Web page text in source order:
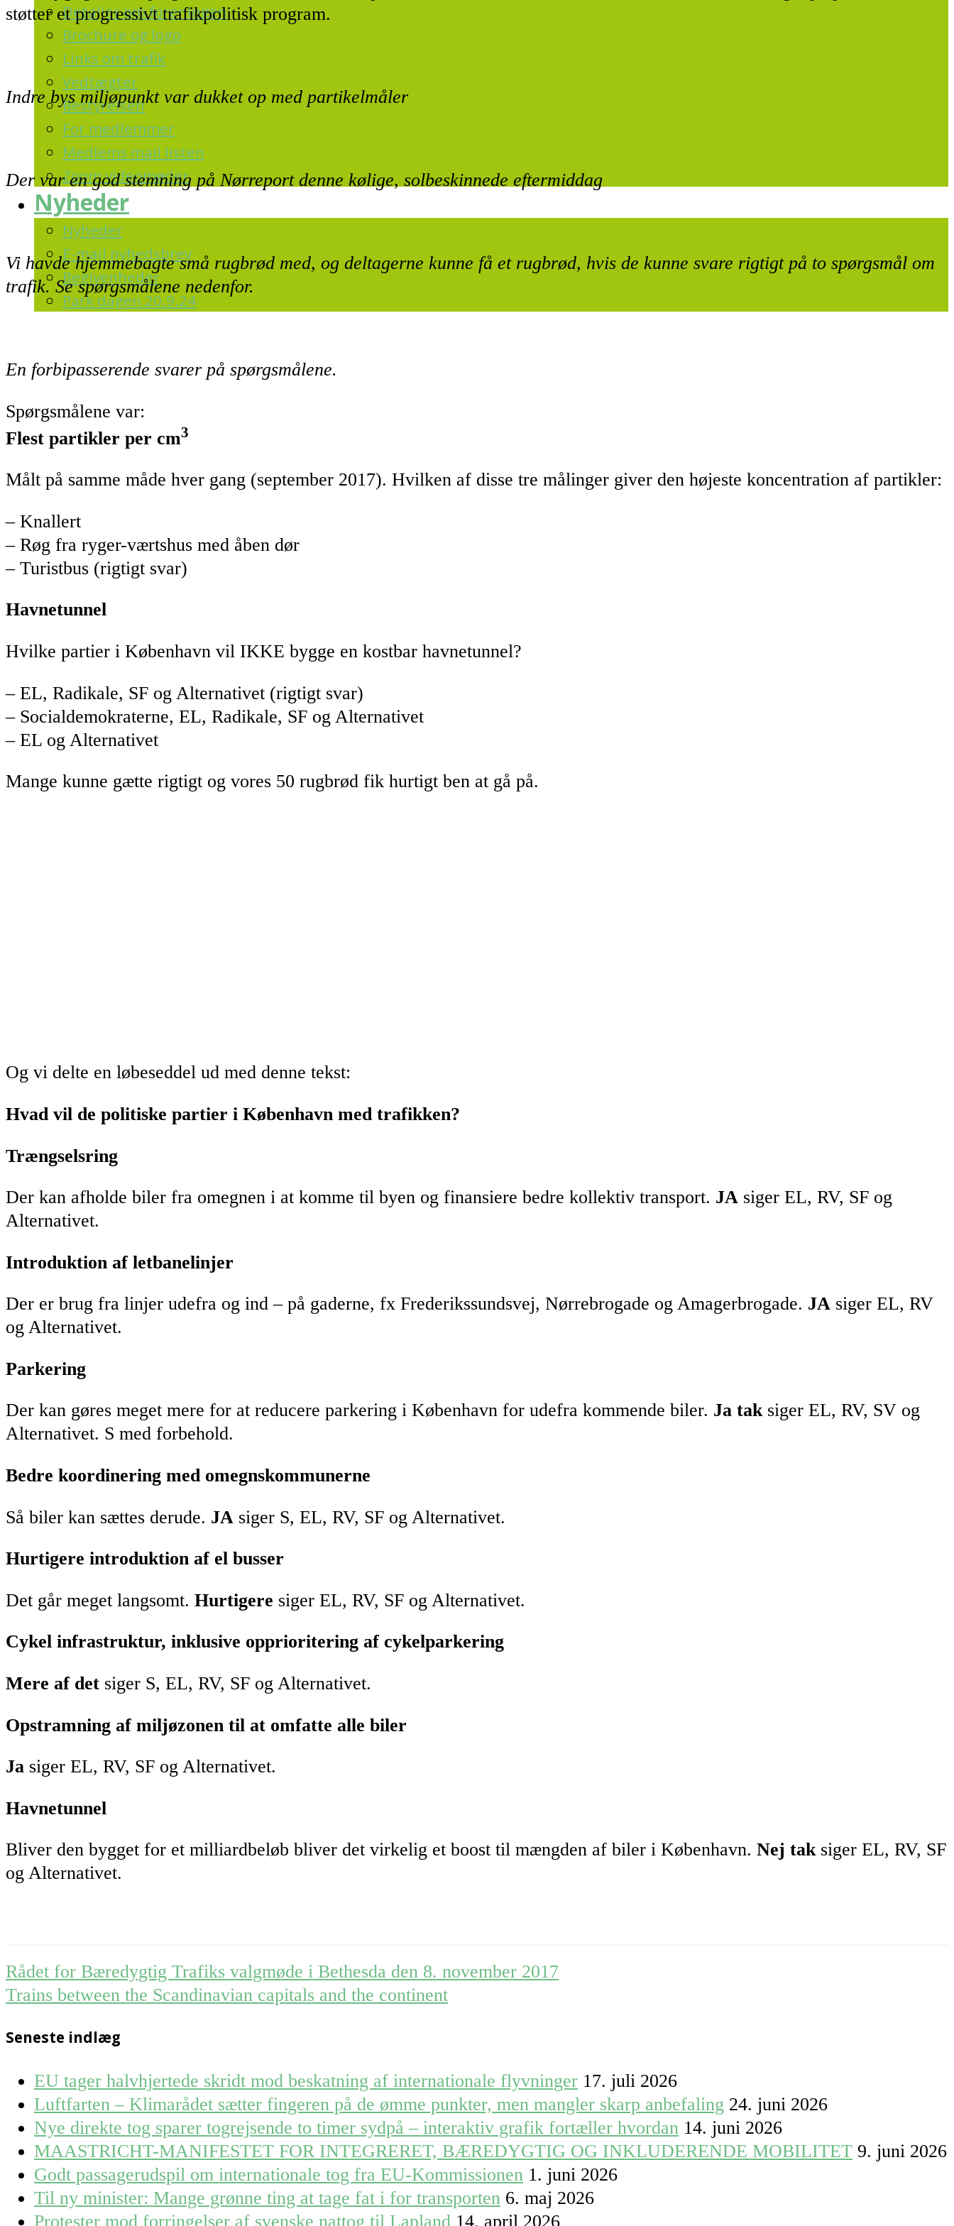
Detaljer om foreningen
Brochure og logo
Links om trafik
Vedtægter
Bestyrelsen
For medlemmer
Medlems mail listen
Zoom videomøder
Nyheder
Nyheder
E-mail nyhedsbrev
Begivenheder
Park dagen 20.9.24
støtter et progressivt trafikpolitisk program.
Indre bys miljøpunkt var dukket op med partikelmåler
Der var en god stemning på Nørreport denne kølige, solbeskinnede eftermiddag
Vi havde hjemmebagte små rugbrød med, og deltagerne kunne få et rugbrød, hvis de kunne svare rigtigt på to spørgsmål om
trafik. Se spørgsmålene nedenfor.
En forbipasserende svarer på spørgsmålene.
Spørgsmålene var:
Flest partikler per cm3
Målt på samme måde hver gang (september 2017). Hvilken af disse tre målinger giver den højeste koncentration af partikler:
– Knallert
– Røg fra ryger-værtshus med åben dør
– Turistbus (rigtigt svar)
Havnetunnel
Hvilke partier i København vil IKKE bygge en kostbar havnetunnel?
– EL, Radikale, SF og Alternativet (rigtigt svar)
– Socialdemokraterne, EL, Radikale, SF og Alternativet
– EL og Alternativet
Mange kunne gætte rigtigt og vores 50 rugbrød fik hurtigt ben at gå på.
Og vi delte en løbeseddel ud med denne tekst:
Hvad vil de politiske partier i København med trafikken?
Trængselsring
Der kan afholde biler fra omegnen i at komme til byen og finansiere bedre kollektiv transport. JA siger EL, RV, SF og
Alternativet.
Introduktion af letbanelinjer
Der er brug fra linjer udefra og ind – på gaderne, fx Frederikssundsvej, Nørrebrogade og Amagerbrogade. JA siger EL, RV
og Alternativet.
Parkering
Der kan gøres meget mere for at reducere parkering i København for udefra kommende biler. Ja taksiger EL, RV, SV og
Alternativet. S med forbehold.
Bedre koordinering med omegnskommunerne
Så biler kan sættes derude. JA siger S, EL, RV, SF og Alternativet.
Hurtigere introduktion af el busser
Det går meget langsomt. Hurtigere siger EL, RV, SF og Alternativet.
Cykel infrastruktur, inklusive opprioritering af cykelparkering
Mere af det siger S, EL, RV, SF og Alternativet.
Opstramning af miljøzonen til at omfatte alle biler
Ja siger EL, RV, SF og Alternativet.
Havnetunnel
Bliver den bygget for et milliardbeløb bliver det virkelig et boost til mængden af biler i København. Nej taksiger EL, RV, SF
og Alternativet.
Post
navigation
Rådet for Bæredygtig Trafiks valgmøde i Bethesda den 8. november 2017
Trains between the Scandinavian capitals and the continent
Seneste indlæg
EU tager halvhjertede skridt mod beskatning af internationale flyvninger 17. juli 2026
Luftfarten – Klimarådet sætter fingeren på de ømme punkter, men mangler skarp anbefaling 24. juni 2026
Nye direkte tog sparer togrejsende to timer sydpå – interaktiv grafik fortæller hvordan 14. juni 2026
MAASTRICHT-MANIFESTET FOR INTEGRERET, BÆREDYGTIG OG INKLUDERENDE MOBILITET 9. juni 2026
Godt passagerudspil om internationale tog fra EU-Kommissionen 1. juni 2026
Til ny minister: Mange grønne ting at tage fat i for transporten 6. maj 2026
Protester mod forringelser af svenske nattog til Lapland 14. april 2026